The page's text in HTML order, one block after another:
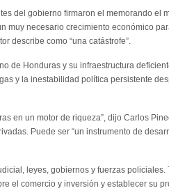
del gobierno firmaron el memorando el
muy necesario crecimiento económico
describe como “una catástrofe”.
de Honduras y su infraestructura
y la inestabilidad política persistente
en un motor de riqueza”, dijo Carlos
Puede ser “un instrumento de
leyes, gobiernos y fuerzas policiales.
el comercio y inversión y establecer su